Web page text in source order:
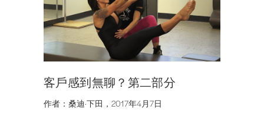
客戶感到無聊？第二部分
作者：桑迪·下田，2017年4月7日